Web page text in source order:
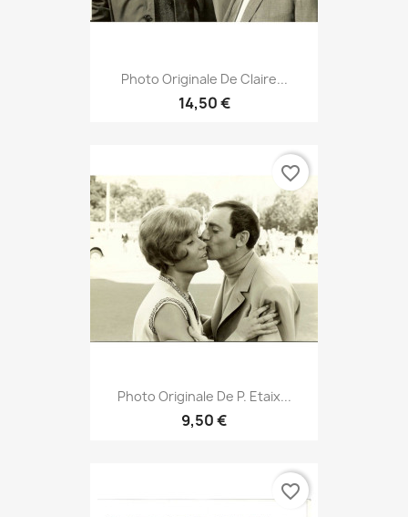
Photo Originale De Claire...
14,50 €
Photo Originale De P. Etaix...
9,50 €
favorite_border
favorite_border